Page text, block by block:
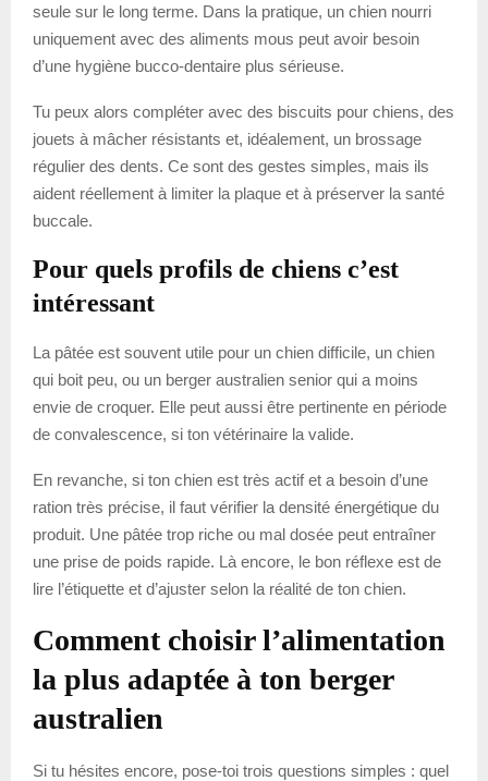
seule sur le long terme. Dans la pratique, un chien nourri
uniquement avec des aliments mous peut avoir besoin
d’une hygiène bucco-dentaire plus sérieuse.
Tu peux alors compléter avec des biscuits pour chiens, des
jouets à mâcher résistants et, idéalement, un brossage
régulier des dents. Ce sont des gestes simples, mais ils
aident réellement à limiter la plaque et à préserver la santé
buccale.
Pour quels profils de chiens c’est
intéressant
La pâtée est souvent utile pour un chien difficile, un chien
qui boit peu, ou un berger australien senior qui a moins
envie de croquer. Elle peut aussi être pertinente en période
de convalescence, si ton vétérinaire la valide.
En revanche, si ton chien est très actif et a besoin d’une
ration très précise, il faut vérifier la densité énergétique du
produit. Une pâtée trop riche ou mal dosée peut entraîner
une prise de poids rapide. Là encore, le bon réflexe est de
lire l’étiquette et d’ajuster selon la réalité de ton chien.
Comment choisir l’alimentation
la plus adaptée à ton berger
australien
Si tu hésites encore, pose-toi trois questions simples : quel